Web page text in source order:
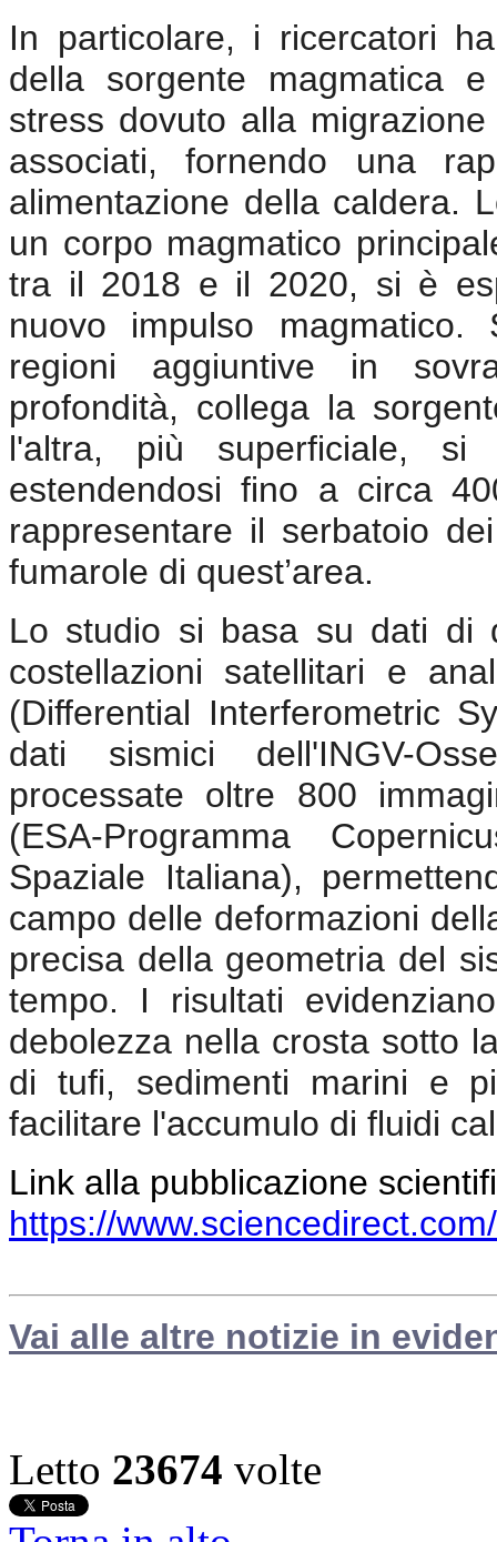
In particolare, i ricercatori
della sorgente magmatica
stress dovuto alla
associati, fornendo una
alimentazione della caldera.
un corpo magmatico
tra il 2018 e il 2020, si è
nuovo impulso
regioni aggiuntive in
profondità, collega la
l'altra, più superficiale,
estendendosi fino a circa
rappresentare il serbatoio
fumarole di quest’area.
Lo studio si basa su dati di
costellazioni satellitari e
(Differential Interferometric
dati sismici dell'INGV-
processate oltre 800
(ESA-Programma
Spaziale Italiana),
campo delle deformazioni
precisa della geometria del
tempo. I risultati
debolezza nella crosta sotto
di tufi, sedimenti marini e
facilitare l'accumulo di fluidi
Link alla pubblicazione
https://
Vai alle altre notizie in
Letto 23674 volte